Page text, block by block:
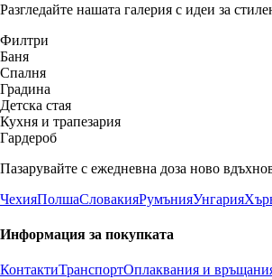
Разгледайте нашата галерия с идеи за
Филтри
Баня
Спалня
Градина
Детска стая
Кухня и трапезария
Гардероб
Пазарувайте с ежедневна доза ново
ЧехияПолшаСловакияРумънияУнгария
Информация за покупката
КонтактиТранспортОплаквания и